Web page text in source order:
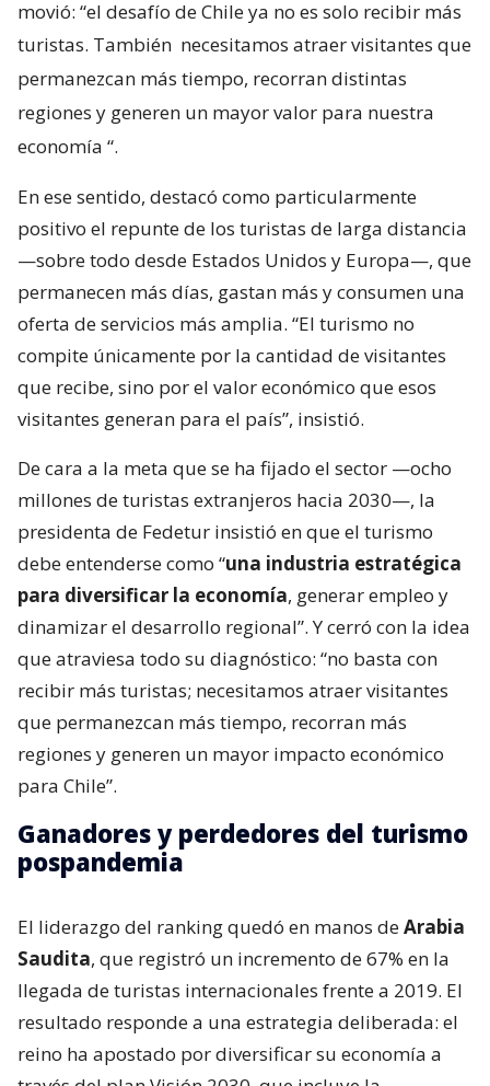
movió: “el desafío de Chile ya no es solo recibir más
turistas. También necesitamos atraer visitantes que
permanezcan más tiempo, recorran distintas
regiones y generen un mayor valor para nuestra
economía “.
En ese sentido, destacó como particularmente
positivo el repunte de los turistas de larga distancia
—sobre todo desde Estados Unidos y Europa—, que
permanecen más días, gastan más y consumen una
oferta de servicios más amplia. “El turismo no
compite únicamente por la cantidad de visitantes
que recibe, sino por el valor económico que esos
visitantes generan para el país”, insistió.
De cara a la meta que se ha fijado el sector —ocho
millones de turistas extranjeros hacia 2030—, la
presidenta de Fedetur insistió en que el turismo
debe entenderse como “una industria estratégica
para diversificar la economía, generar empleo y
dinamizar el desarrollo regional”. Y cerró con la idea
que atraviesa todo su diagnóstico: “no basta con
recibir más turistas; necesitamos atraer visitantes
que permanezcan más tiempo, recorran más
regiones y generen un mayor impacto económico
para Chile”.
Ganadores y perdedores del turismo
pospandemia
El liderazgo del ranking quedó en manos deArabia
Saudita, que registró un incremento de 67% en la
llegada de turistas internacionales frente a 2019. El
resultado responde a una estrategia deliberada: el
reino ha apostado por diversificar su economía a